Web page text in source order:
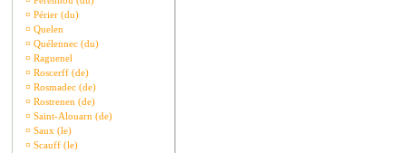
¤ Périer (du)
¤ Quelen
¤ Quélennec (du)
¤ Raguenel
¤ Roscerff (de)
¤ Rosmadec (de)
¤ Rostrenen (de)
¤ Saint-Alouarn (de)
¤ Saux (le)
¤ Scauff (le)